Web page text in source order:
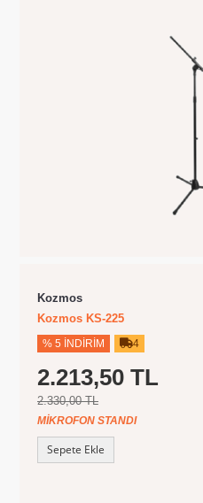
Kozmos
Kozmos KS-225
% 5 İNDIRIM 4
2.213,50 TL
2.330,00 TL
MIKROFON STANDI
Sepete Ekle